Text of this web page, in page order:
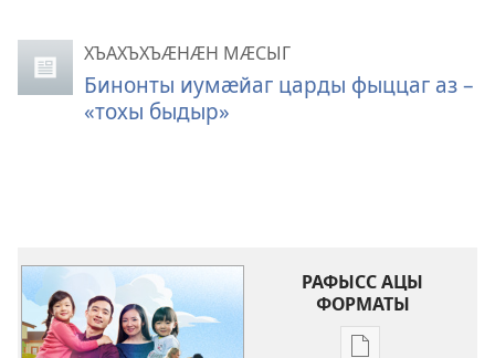
ХЪАХЪХЪӔНӔН МӔСЫГ
Бинонты иумӕйаг царды фыццаг аз –
«тохы быдыр»
РАФЫСС АЦЫ
ФОРМАТЫ